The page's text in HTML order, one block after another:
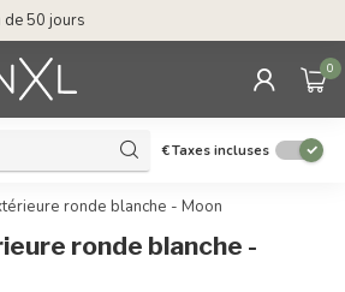
50 jours
0
€Taxes incluses
ronde blanche - Moon
ronde blanche -